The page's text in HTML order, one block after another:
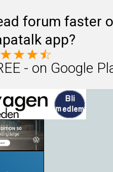
forum faster
app?
- on Google